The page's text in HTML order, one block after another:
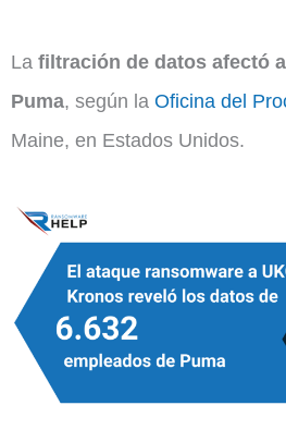
La filtración de datos afectó
Puma, según la Oficina del
Maine, en Estados Unidos.